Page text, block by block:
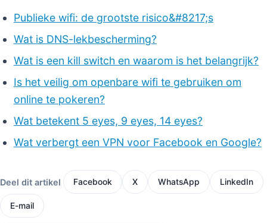
Publieke wifi: de grootste risico&#8217;s
Wat is DNS-lekbescherming?
Wat is een kill switch en waarom is het belangrijk?
Is het veilig om openbare wifi te gebruiken om
online te pokeren?
Wat betekent 5 eyes, 9 eyes, 14 eyes?
Wat verbergt een VPN voor Facebook en Google?
Deel dit artikel Facebook X WhatsApp LinkedIn
E-mail